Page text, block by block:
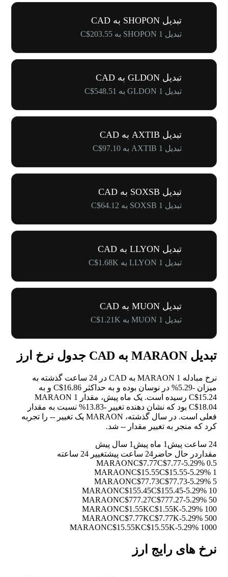
تبدیل SHOPON به CAD
تبدیل 1 SHOPON به C$203.55
تبدیل GLDON به CAD
تبدیل 1 GLDON به C$548.51
تبدیل AXTIB به CAD
تبدیل 1 AXTIB به C$97.10
تبدیل SOXSB به CAD
تبدیل 1 SOXSB به C$64.12
تبدیل LLYON به CAD
تبدیل 1 LLYON به C$1.68K
تبدیل MUON به CAD
تبدیل 1 MUON به C$1.21K
تبدیل MARAON به CAD جدول نرخ ارز
نرخ مبادله 1 MARAON به CAD در 24 ساعت گذشته به
میزان -5.29%
در نوسان بوده و به حداکثر C$16.86 و به
C$15.24 رسیده است. یک ماه پیش، مقدار 1 MARAON
C$18.04 بود که نشان دهنده تغییر
-13.83%
نسبت به مقدار
فعلی است. در سال گذشته، MARAON یک تغییر
-- را تجربه
کرد که منجر به تغییر مقدار -- شد.
24 ساعت پیش 1 ماه پیش
1 سال پیش
مقدار در حال حاضر 24 ساعت پیش
تغییر 24 ساعته
0.5 MARAON
C$7.77C$7.77-5.29%
1 MARAON
C$15.55C$15.55-5.29%
5 MARAON
C$77.73C$77.73-5.29%
10 MARAON
C$155.45C$155.45-5.29%
50 MARAON
C$777.27C$777.27-5.29%
100 MARAON
C$1.55KC$1.55K-5.29%
500 MARAON
C$7.77KC$7.77K-5.29%
1000 MARAON
C$15.55KC$15.55K-5.29%
نرخ های رایج ارز